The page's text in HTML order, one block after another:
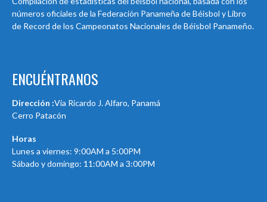
números oficiales de la Federación Panameña de Béisbol y Libro
de Record de los Campeonatos Nacionales de Béisbol Panameño.
ENCUÉNTRANOS
Dirección :Via Ricardo J. Alfaro, Panamá
Cerro Patacón
Horas
Lunes a viernes: 9:00AM a 5:00PM
Sábado y domingo: 11:00AM a 3:00PM